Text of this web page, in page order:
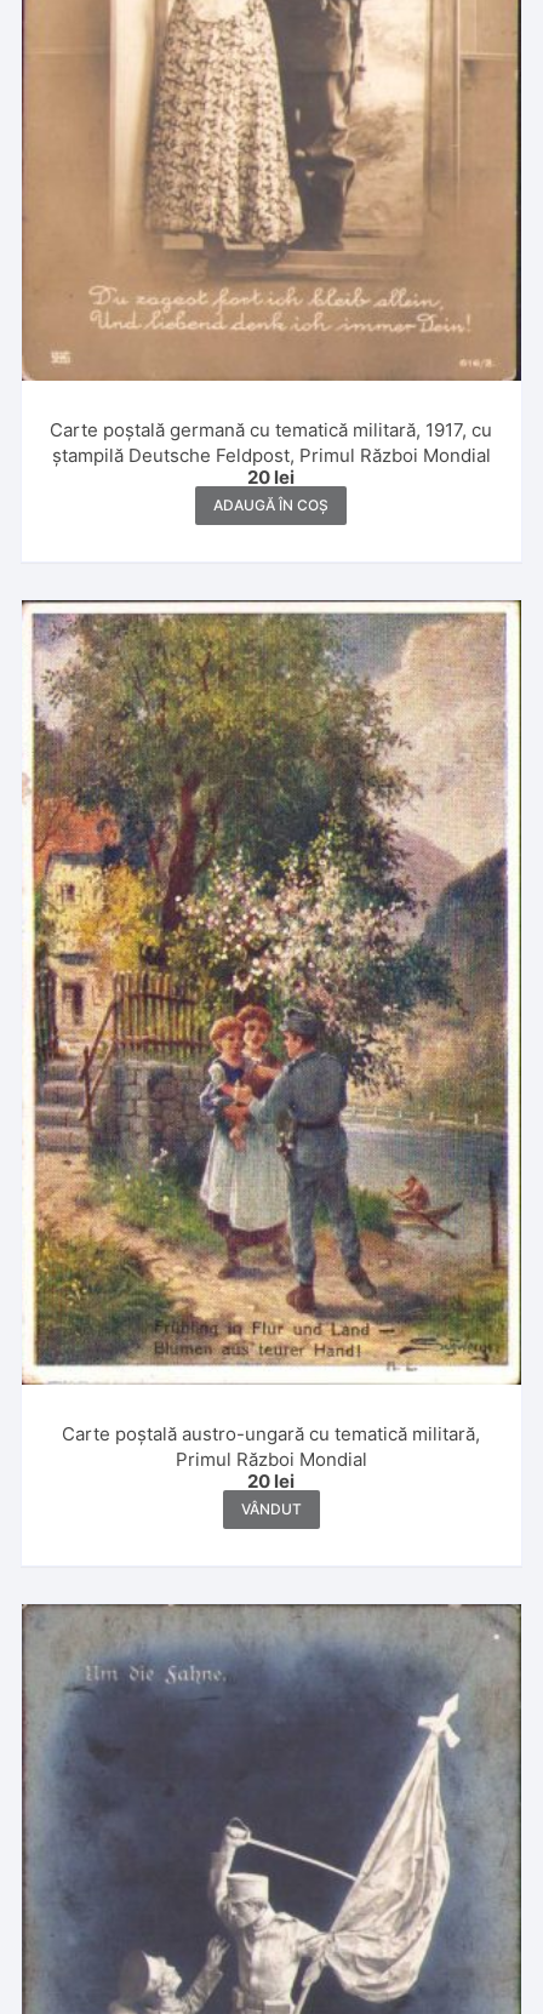
Carte poștală germană cu tematică militară, 1917, cu
ștampilă Deutsche Feldpost, Primul Război Mondial
20 lei
ADAUGĂ ÎN COȘ
Carte poștală austro-ungară cu tematică militară,
Primul Război Mondial
20 lei
VÂNDUT